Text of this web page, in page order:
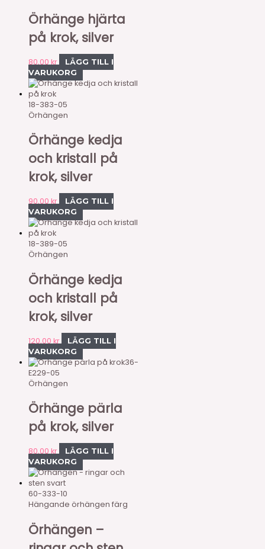
Örhänge hjärta
på krok, silver
80,00 kr
LÄGG TILL I
VARUKORG
18-383-05
Örhängen
Örhänge kedja
och kristall på
krok, silver
90,00kr
LÄGG TILL I
VARUKORG
18-389-05
Örhängen
Örhänge kedja
och kristall på
krok, silver
120,00 kr
LÄGG TILL I
VARUKORG
36-
E229-05
Örhängen
Örhänge pärla
på krok, silver
80,00 kr
LÄGG TILL I
VARUKORG
60-333-10
Hängande örhängen färg
Örhängen –